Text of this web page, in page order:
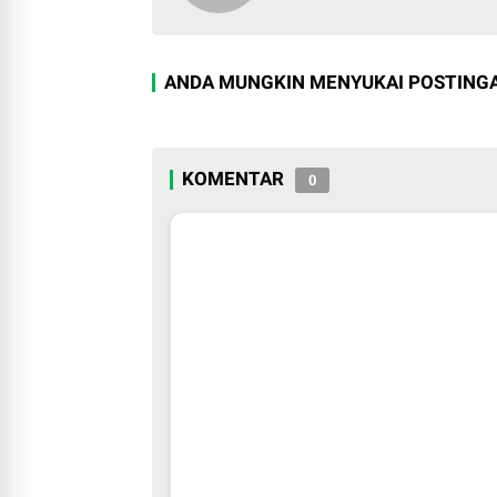
ANDA MUNGKIN MENYUKAI
KOMENTAR 0